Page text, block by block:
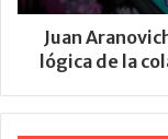
Juan
lógica de la